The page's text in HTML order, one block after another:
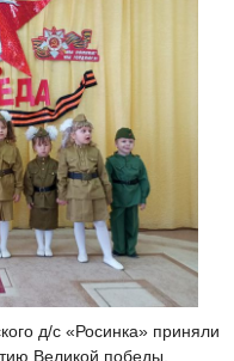
д/с «Росинка» приняли
Великой победы,